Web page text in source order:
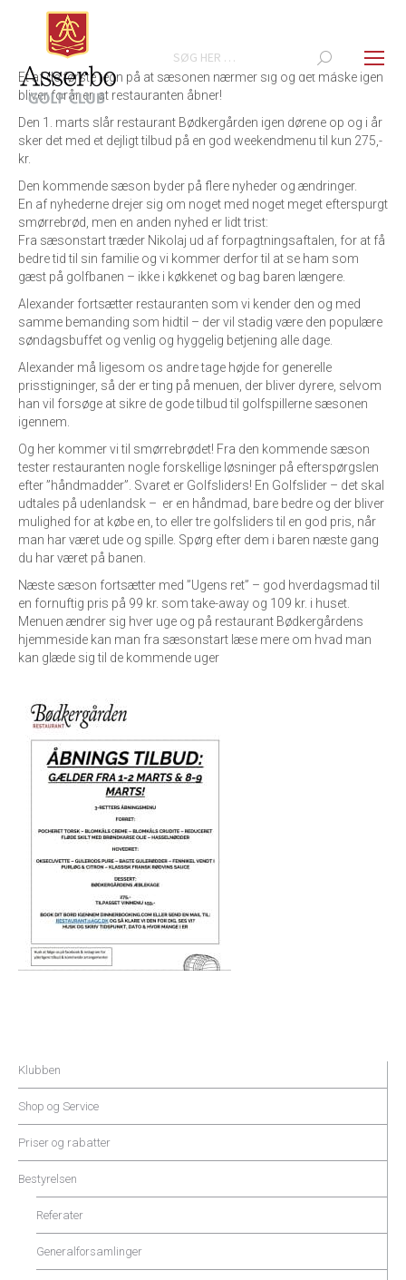
Search:
Et af de første tegn på at sæsonen nærmer sig og det måske igen
bliver forår er, at restauranten åbner!
Den 1. marts slår restaurant Bødkergården igen dørene op og i år
sker det med et dejligt tilbud på en god weekendmenu til kun 275,-
kr.
Den kommende sæson byder på flere nyheder og ændringer.
En af nyhederne drejer sig om noget med noget meget efterspurgt
smørrebrød, men en anden nyhed er lidt trist:
Fra sæsonstart træder Nikolaj ud af forpagtningsaftalen, for at få
bedre tid til sin familie og vi kommer derfor til at se ham som
gæst på golfbanen – ikke i køkkenet og bag baren længere.
Alexander fortsætter restauranten som vi kender den og med
samme bemanding som hidtil – der vil stadig være den populære
søndagsbuffet og venlig og hyggelig betjening alle dage.
Alexander må ligesom os andre tage højde for generelle
prisstigninger, så der er ting på menuen, der bliver dyrere, selvom
han vil forsøge at sikre de gode tilbud til golfspillerne sæsonen
igennem.
Og her kommer vi til smørrebrødet! Fra den kommende sæson
tester restauranten nogle forskellige løsninger på efterspørgslen
efter ”håndmadder”. Svaret er Golfsliders! En Golfslider – det skal
udtales på udenlandsk – er en håndmad, bare bedre og der bliver
mulighed for at købe en, to eller tre golfsliders til en god pris, når
man har været ude og spille. Spørg efter dem i baren næste gang
du har været på banen.
Næste sæson fortsætter med ”Ugens ret” – god hverdagsmad til
en fornuftig pris på 99 kr. som take-away og 109 kr. i huset.
Menuen ændrer sig hver uge og på restaurant Bødkergårdens
hjemmeside kan man fra sæsonstart læse mere om hvad man
kan glæde sig til de kommende uger
Klubben
Shop og Service
Priser og rabatter
Bestyrelsen
Referater
Generalforsamlinger